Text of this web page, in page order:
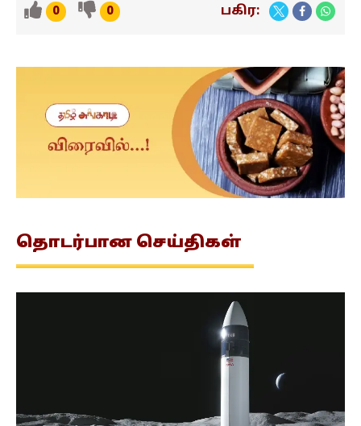
0 0 பகிர:
தொடர்பான செய்திகள்